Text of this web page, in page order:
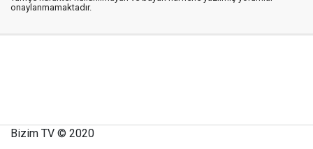
onaylanmamaktadır.
Bizim TV © 2020